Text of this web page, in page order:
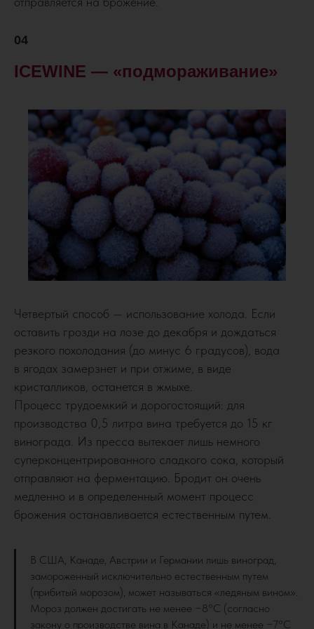
04
ICEWINE — «подмораживание»
Четвертый способ — использование холода. Если
оставить грозди на лозе до декабря и дождаться
резкого похолодания (до минус 6 градусов), вода
в ягодах замерзнет и при отжиме, в виде
кристалликов, останется в жмыхе.
Процесс трудоемкий и дорогостоящий: для
производства 0,5 литра вина требуется до 15 кг
винограда. Из пресса вытекает лишь немного
суперконцентрированного сладкого сока, который
отправляют на ферментацию. Бродит он очень
медленно и в определенный момент процесс
брожения останавливается естественным путем.
В США, Канаде, Австрии и Германии лишь виноград,
замороженный исключительно естественным путем
(прибитый морозом), может называться «ледяным вином».
Мороз должен достигать не менее −8°С (согласно
закону о производстве вина в Канаде) и не менее −7°С